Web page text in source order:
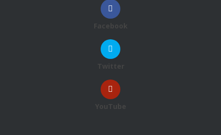
Facebook
Twitter
YouTube